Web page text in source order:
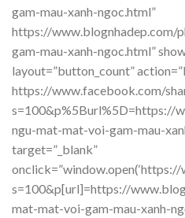
gam-mau-xanh-ngoc.html”
https://www.blognhadep.com/
gam-mau-xanh-ngoc.html”
layout=”button_count”
https://www.facebook.com/
s=100&p%5Burl%5D=https://
ngu-mat-mat-voi-gam-mau-
target=”_blank”
s=100&p[url]=https://
mat-mat-voi-gam-mau-xanh-